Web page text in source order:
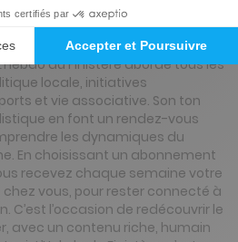
passant par Douarnenez et le
rédactionnelle met en lumière les
font vivre la région. Véritable
du Finistère aborde tous les
locale, initiatives
et vie associative. Son ton
en font un rendez-vous
les dynamiques du
En choisissant un abonnement
recevez chaque semaine votre
vous, pour rester connecté à
C’est l’occasion de redécouvrir le
avec un contenu riche, humain